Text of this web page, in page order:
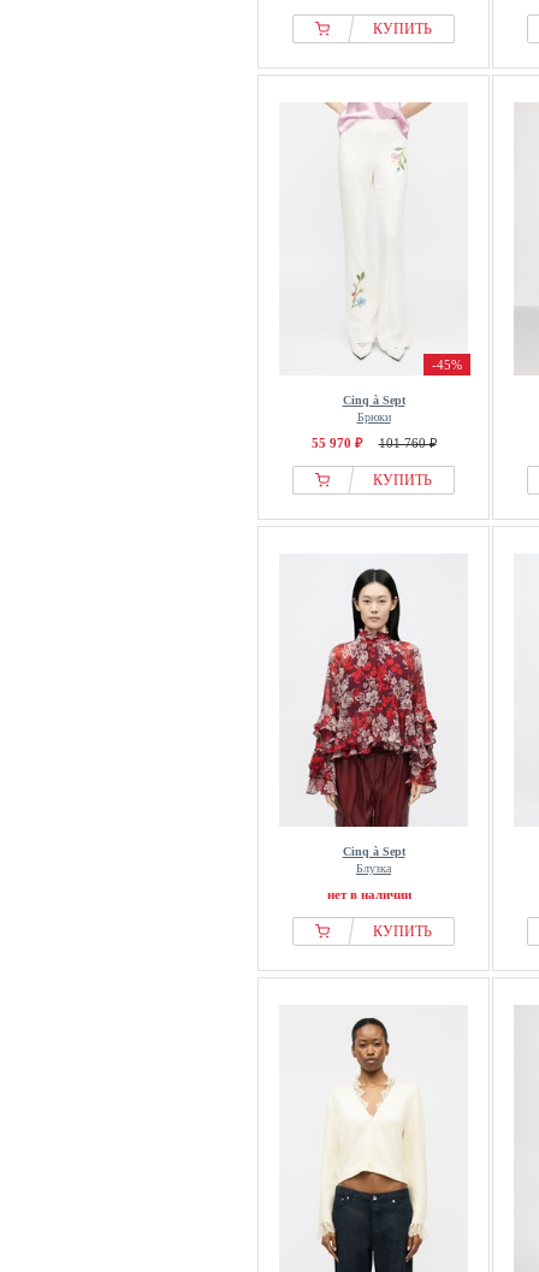
КУПИТЬ
-45%
Cinq à Sept
Брюки
55 970 ₽ 101 760 ₽
КУПИТЬ
Cinq à Sept
Блузка
нет в наличии
КУПИТЬ